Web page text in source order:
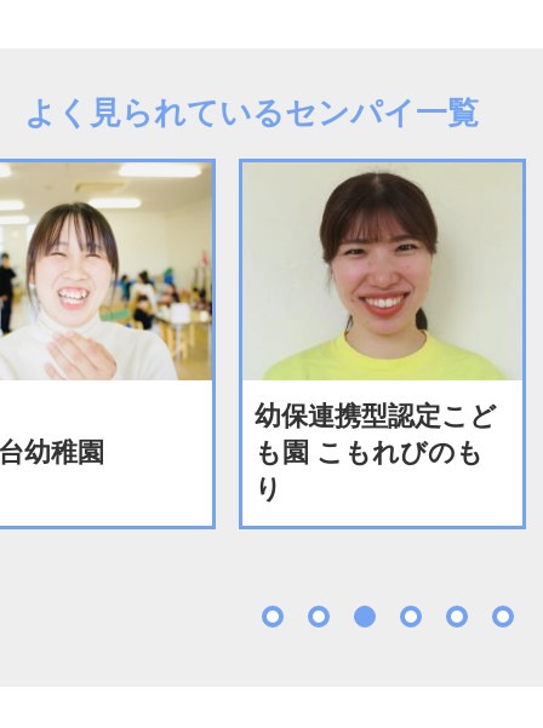
よく見られているセンパイ一覧
幼稚園
幼保連携型認定こど
も園 こもれびのも
り